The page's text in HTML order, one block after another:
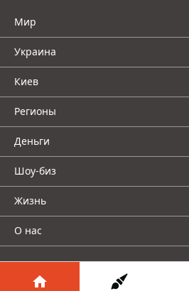
Мир
Украина
Киев
Регионы
Деньги
Шоу-биз
Жизнь
О нас